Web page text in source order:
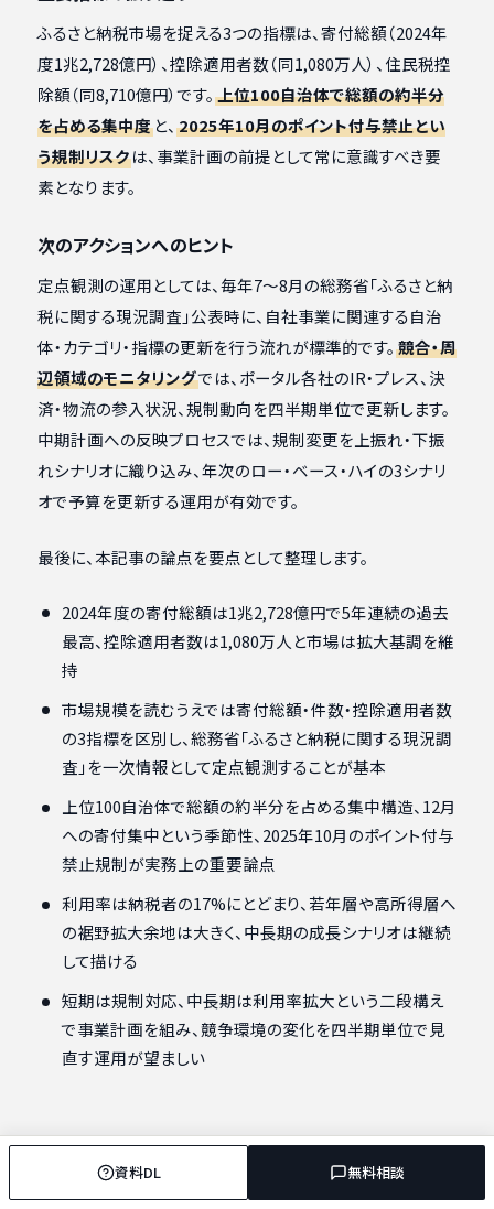
資料DL 無料相談
ふるさと納税市場を捉える3つの指標は、寄付総額（2024年
度1兆2,728億円）、控除適用者数（同1,080万人）、住民税控
除額（同8,710億円）です。 上位100自治体で総額の約半分
を占める集中度と、 2025年10月のポイント付与禁止とい
う規制リスクは、事業計画の前提として常に意識すべき要
素となります。
次のアクションへのヒント
定点観測の運用としては、毎年7〜8月の総務省「ふるさと納
税に関する現況調査」公表時に、自社事業に関連する自治
体・カテゴリ・指標の更新を行う流れが標準的です。 競合・周
辺領域のモニタリングでは、ポータル各社のIR・プレス、決
済・物流の参入状況、規制動向を四半期単位で更新します。
中期計画への反映プロセスでは、規制変更を上振れ・下振
れシナリオに織り込み、年次のロー・ベース・ハイの3シナリ
オで予算を更新する運用が有効です。
最後に、本記事の論点を要点として整理します。
2024年度の寄付総額は1兆2,728億円で5年連続の過去
最高、控除適用者数は1,080万人と市場は拡大基調を維
持
市場規模を読むうえでは寄付総額・件数・控除適用者数
の3指標を区別し、総務省「ふるさと納税に関する現況調
査」を一次情報として定点観測することが基本
上位100自治体で総額の約半分を占める集中構造、12月
への寄付集中という季節性、2025年10月のポイント付与
禁止規制が実務上の重要論点
利用率は納税者の17%にとどまり、若年層や高所得層へ
の裾野拡大余地は大きく、中長期の成長シナリオは継続
して描ける
短期は規制対応、中長期は利用率拡大という二段構え
で事業計画を組み、競争環境の変化を四半期単位で見
直す運用が望ましい